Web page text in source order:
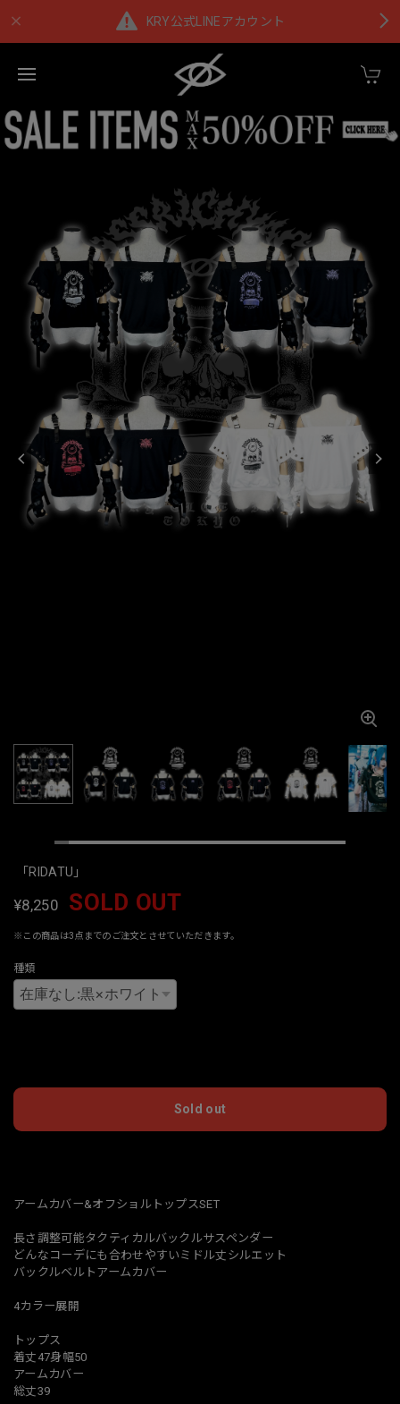
KRY公式LINEアカウント
「RIDATU」
¥8,250 SOLD OUT
※この商品は3点までのご注文とさせていただきます。
種類
Sold out
アームカバー&オフショルトップスSET
長さ調整可能タクティカルバックルサスペンダー
どんなコーデにも合わせやすいミドル丈シルエット
バックルベルトアームカバー
4カラー展開
トップス
着丈47身幅50
アームカバー
総丈39